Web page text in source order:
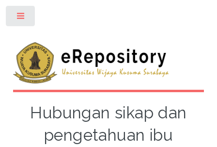
Hubungan sikap dan
pengetahuan ibu